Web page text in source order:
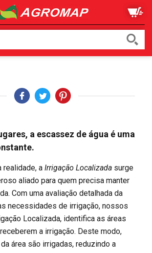
LOCALIZADA
a escassez de água é uma
realidade, a Irrigação Localizada surge
aliado para quem precisa manter
Com uma avaliação detalhada da
necessidades de irrigação, nossos
Localizada, identifica as áreas
a irrigação. Deste modo,
área são irrigadas, reduzindo a